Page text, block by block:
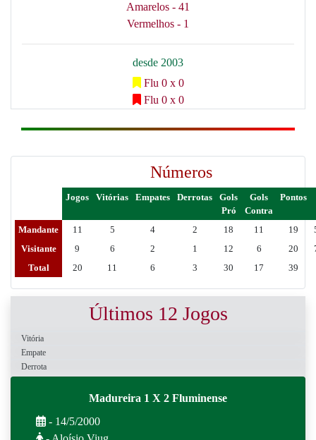
Amarelos - 41
Vermelhos - 1
desde 2003
Flu 0 x 0
Flu 0 x 0
Números
Jogos Vitórias Empates Derrotas
Gols
Pró
Gols
Contra
Pontos
Mandante 11 5 4 2 18 11 19
Visitante
9 6 2 1 12 6 20
Total
20 11 6 3 30 17 39
Últimos 12 Jogos
Vitória
Empate
Derrota
Madureira 1 X 2 Fluminense
- 14/5/2000